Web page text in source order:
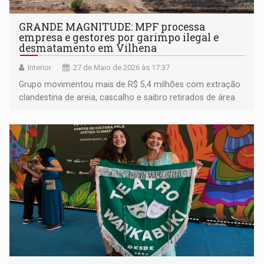
GRANDE MAGNITUDE: MPF processa
empresa e gestores por garimpo ilegal e
desmatamento em Vilhena
Interior 27 de Maio de 2026 às 17:37
Grupo movimentou mais de R$ 5,4 milhões com extração
clandestina de areia, cascalho e saibro retirados de área